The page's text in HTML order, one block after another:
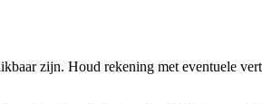
zijn. Houd rekening met eventuele